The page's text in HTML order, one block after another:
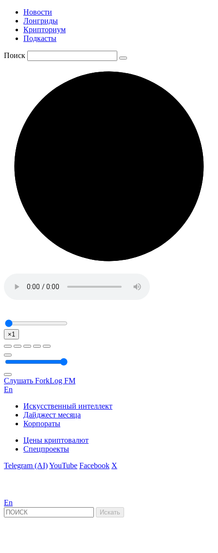
Новости
Лонгриды
Крипториум
Подкасты
Поиск
×1
Слушать ForkLog FM
En
Искусственный интеллект
Дайджест месяца
Корпораты
Цены криптовалют
Спецпроекты
Telegram (AI)YouTube Facebook X
En